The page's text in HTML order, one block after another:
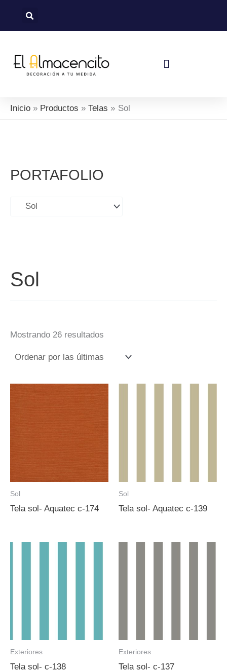
Inicio Productos Telas Sol
PORTAFOLIO
Sol
Mostrando 26 resultados
Sol
Tela sol- Aquatec c-174
Sol
Tela sol- Aquatec c-139
Exteriores
Tela sol- c-138
Exteriores
Tela sol- c-137